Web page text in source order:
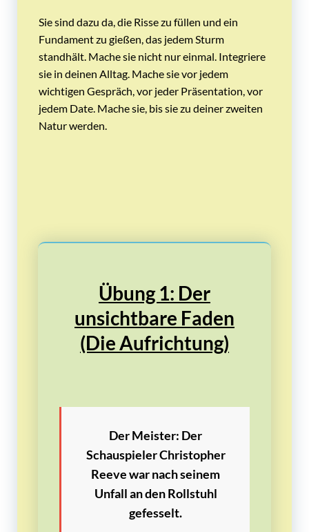
Sie sind dazu da, die Risse zu füllen und ein
Fundament zu gießen, das jedem Sturm
standhält. Mache sie nicht nur einmal. Integriere
sie in deinen Alltag. Mache sie vor jedem
wichtigen Gespräch, vor jeder Präsentation, vor
jedem Date. Mache sie, bis sie zu deiner zweiten
Natur werden.
Übung 1: Der
unsichtbare Faden
(Die Aufrichtung)
Der Meister: Der
SchauspielerChristopher
Reevewar nach seinem
Unfall an den Rollstuhl
gefesselt.